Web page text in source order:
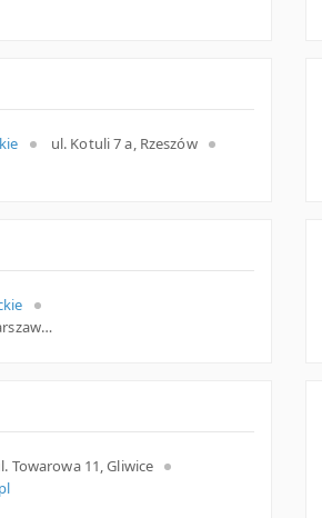
ul. Kotuli 7 a, Rzeszów
al. Niepodległości 69, Warszawa
Towarowa 11, Gliwice